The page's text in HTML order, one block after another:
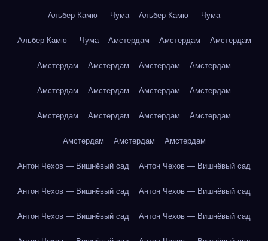
Альбер Камю — Чума Альбер Камю — Чума
Альбер Камю — Чума Амстердам Амстердам Амстердам
Амстердам Амстердам Амстердам Амстердам
Амстердам Амстердам Амстердам Амстердам
Амстердам Амстердам Амстердам Амстердам
Амстердам Амстердам Амстердам
Антон Чехов — Вишнёвый сад Антон Чехов — Вишнёвый сад
Антон Чехов — Вишнёвый сад Антон Чехов — Вишнёвый сад
Антон Чехов — Вишнёвый сад Антон Чехов — Вишнёвый сад